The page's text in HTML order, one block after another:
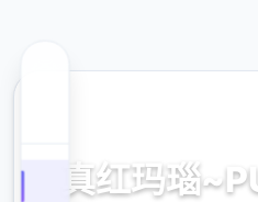
真红玛瑙